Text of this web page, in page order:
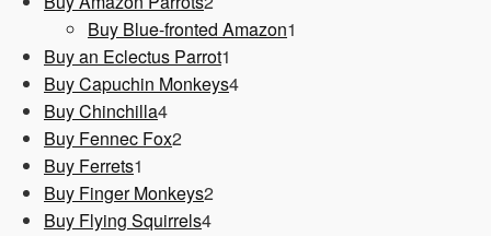
Produkte
Buy Blue-fronted Amazon1
Buy an Eclectus Parrot1
Produkt
Buy Capuchin Monkeys44
Buy Chinchilla44
Produkte
Buy Fennec Fox22
Buy Ferrets1
Produkt
Buy Finger Monkeys22
Buy Flying Squirrels44